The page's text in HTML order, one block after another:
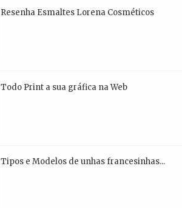
Resenha Esmaltes Lorena Cosméticos
Todo Print a sua gráfica na Web
Tipos e Modelos de unhas francesinhas...